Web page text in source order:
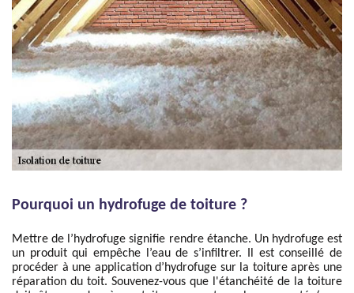
Pourquoi un hydrofuge de toiture ?
Mettre de l’hydrofuge signifie rendre étanche. Un hydrofuge est
un produit qui empêche l’eau de s’infiltrer. Il est conseillé de
procéder à une application d’hydrofuge sur la toiture après une
réparation du toit. Souvenez-vous que l'étanchéité de la toiture